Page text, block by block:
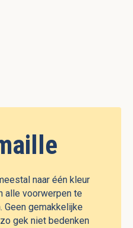
naar één kleur
alle voorwerpen te
Geen gemakkelijke
gek niet bedenken